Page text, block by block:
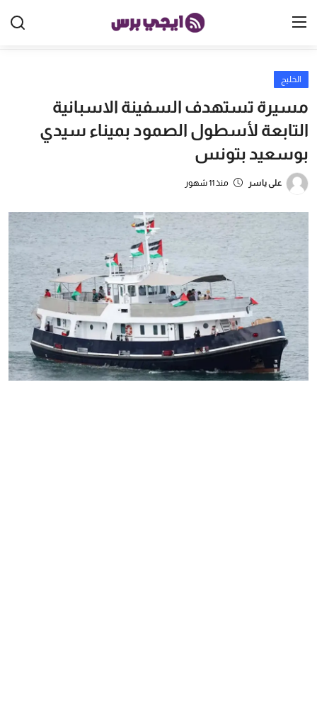
الرئيسية
الخليج
العالم
الرياضة
اقتصاد
تكنولوجيا
منوعات
فن وثقافة
الخليج
مسيرة تستهدف السفينة الاسبانية
التابعة لأسطول الصمود بميناء سيدي
بوسعيد بتونس
على ياسر منذ 11 شهور